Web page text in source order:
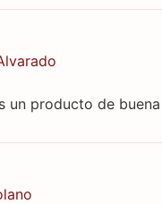
un producto de